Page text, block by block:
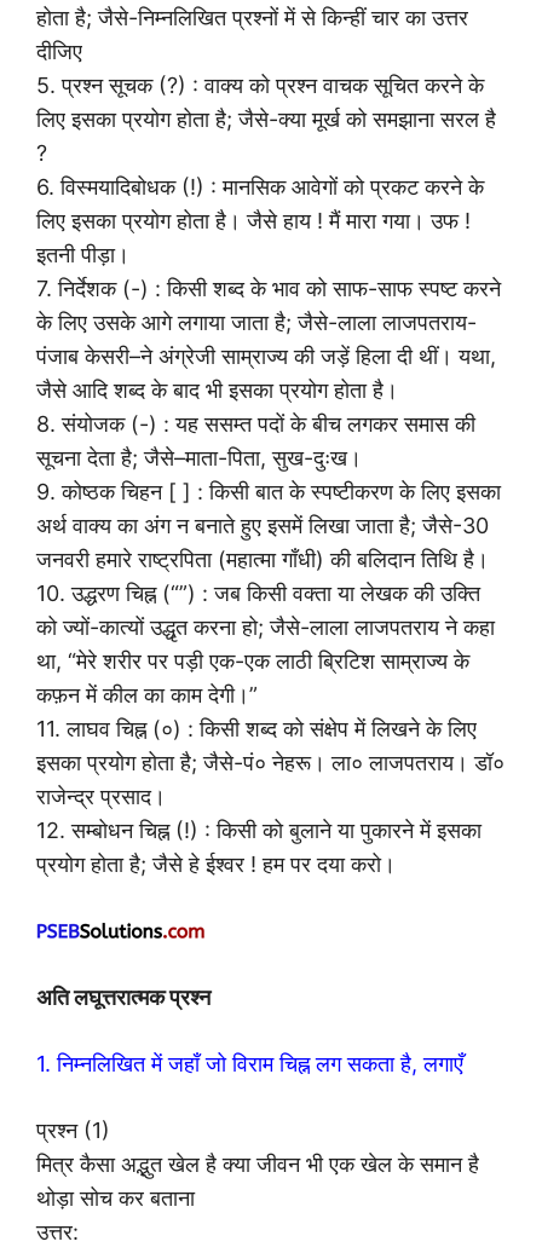
होता है; जैसे-निम्नलिखित प्रश्नों में से किन्हीं चार का उत्तर
दीजिए
5. प्रश्न सूचक (?) : वाक्य को प्रश्न वाचक सूचित करने के
लिए इसका प्रयोग होता है; जैसे-क्या मूर्ख को समझाना सरल है
?
6. विस्मयादिबोधक (!) : मानसिक आवेगों को प्रकट करने के
लिए इसका प्रयोग होता है। जैसे हाय ! मैं मारा गया। उफ !
इतनी पीड़ा।
7. निर्देशक (-) : किसी शब्द के भाव को साफ-साफ स्पष्ट करने
के लिए उसके आगे लगाया जाता है; जैसे-लाला लाजपतराय-
पंजाब केसरी–ने अंग्रेजी साम्राज्य की जड़ें हिला दी थीं। यथा,
जैसे आदि शब्द के बाद भी इसका प्रयोग होता है।
8. संयोजक (-) : यह ससम्त पदों के बीच लगकर समास की
सूचना देता है; जैसे–माता-पिता, सुख-दुःख।
9. कोष्ठक चिहन [ ] : किसी बात के स्पष्टीकरण के लिए इसका
अर्थ वाक्य का अंग न बनाते हुए इसमें लिखा जाता है; जैसे-30
जनवरी हमारे राष्ट्रपिता (महात्मा गाँधी) की बलिदान तिथि है।
10. उद्धरण चिह्न (“”) : जब किसी वक्ता या लेखक की उक्ति
को ज्यों-कात्यों उद्धृत करना हो; जैसे-लाला लाजपतराय ने कहा
था, “मेरे शरीर पर पड़ी एक-एक लाठी ब्रिटिश साम्राज्य के
कफ़न में कील का काम देगी।”
11. लाघव चिह्न (०) : किसी शब्द को संक्षेप में लिखने के लिए
इसका प्रयोग होता है; जैसे-पं० नेहरू। ला० लाजपतराय। डॉ०
राजेन्द्र प्रसाद।
12. सम्बोधन चिह्न (!) : किसी को बुलाने या पुकारने में इसका
प्रयोग होता है; जैसे हे ईश्वर ! हम पर दया करो।
अति लघूत्तरात्मक प्रश्न
1. निम्नलिखित में जहाँ जो विराम चिह्न लग सकता है, लगाएँ
प्रश्न (1)
मित्र कैसा अद्भुत खेल है क्या जीवन भी एक खेल के समान है
थोड़ा सोच कर बताना
उत्तर: